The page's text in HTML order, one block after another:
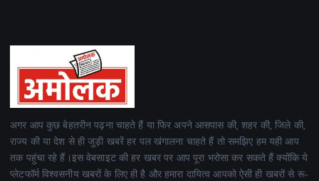
अगर आप कुछ बेहतरीन पढ़ना चाहते हैं या फिर अपने आसपास की, शहर की, जिले की,
राज्य की या देश से ही जुड़ी खबरें हर पल खंगालना चाहते हैं तो समझिए हम यही आप
तक पहुंचा रहे हैं।इस वेबसाइट की हर खबर पर आप पूरा भरोसा कर सकते हैं क्योंकि ये
प्लेटफॉर्म विश्वसनीय खबरों के लिए ही है और हमारा दायित्व आपको ऐसी ही खबरों से रू-